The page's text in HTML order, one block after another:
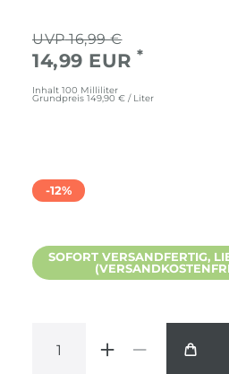
16,99 €
14,99 EUR *
Inhalt 100 Milliliter
Grundpreis 149,90 € / Liter
-12%
SOFORT VERSANDFERTIG,